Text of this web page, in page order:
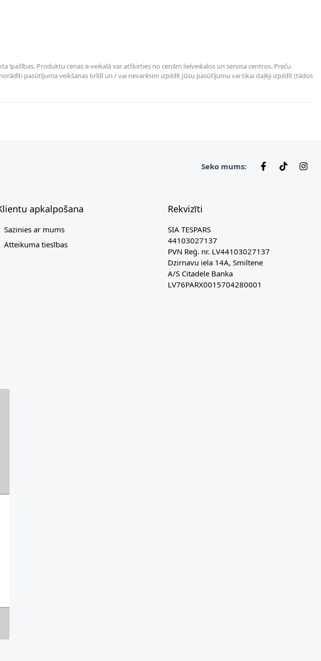
Produktu cenas e-veikalā var atšķirties no cenām lielveikalos un servisa centros. Preču
pasūtījuma veikšanas brīdī un / vai nevarēsim izpildīt Jūsu pasūtījumu vai tikai daļēji izpildīt (tādos
Seko mums:
apkalpošana
Sazinies ar mums
Atteikuma tiesības
Rekvizīti
SIA TESPARS
44103027137
PVN Reģ. nr. LV44103027137
Dzirnavu iela 14A, Smiltene
A/S Citadele Banka
LV76PARX0015704280001